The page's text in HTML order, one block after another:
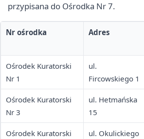
przypisana do Ośrodka Nr 7.
Nr ośrodka Adres
Ośrodek Kuratorski
Nr 1
ul.
Fircowskiego 1
Ośrodek Kuratorski
Nr 3
ul. Hetmańska
15
Ośrodek Kuratorski
ul. Okulickiego